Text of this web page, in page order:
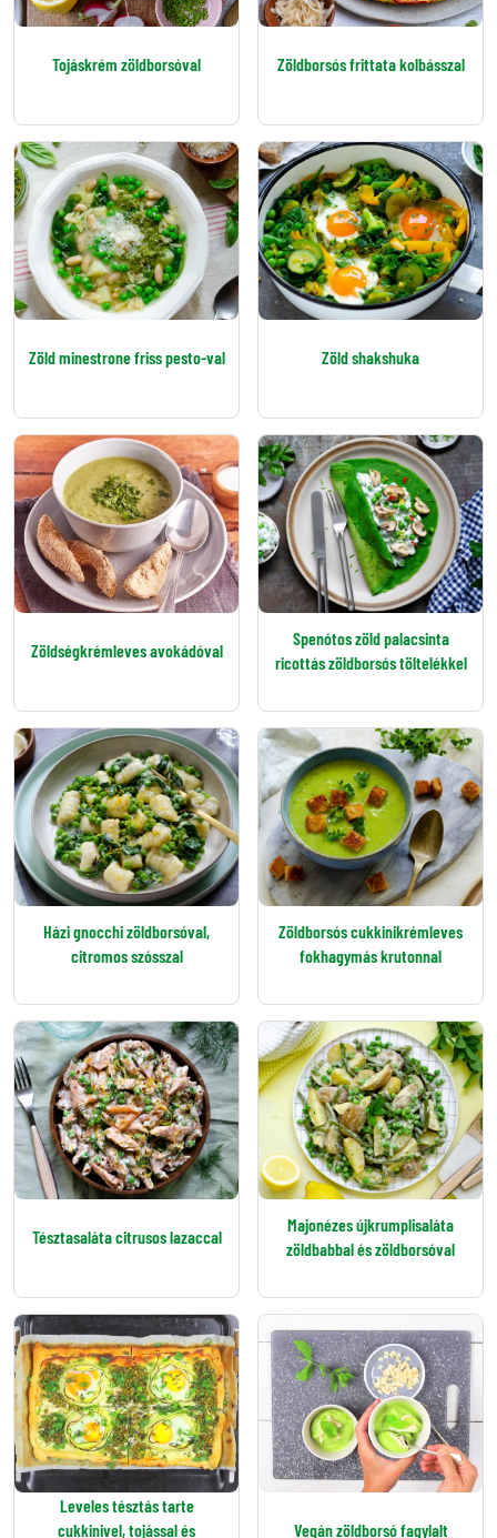
Tojáskrém zöldborsóval Zöldborsós frittata kolbásszal
Zöld minestrone friss pesto-val Zöld shakshuka
Zöldségkrémleves avokádóval
Spenótos zöld palacsinta
ricottás zöldborsós töltelékkel
Házi gnocchi zöldborsóval,
citromos szósszal
Zöldborsós cukkinikrémleves
fokhagymás krutonnal
Tésztasaláta citrusos lazaccal
Majonézes újkrumplisaláta
zöldbabbal és zöldborsóval
Leveles tésztás tarte
cukkinivel, tojással és
Vegán zöldborsó fagylalt